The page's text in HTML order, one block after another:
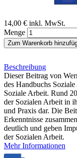
14,00 € inkl. MwSt.
Menge
Zum Warenkorb
Beschreibung
Dieser Beitrag von
des Handbuchs
Soziale Arbeit. Rund
der Sozialen Arbeit in
und Praxis dar. Die
Erkenntnisse
deutlich und geben
der Sozialen Arbeit.
Mehr Informationen